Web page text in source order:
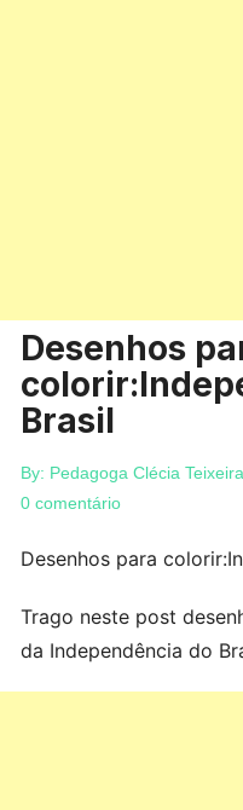
Desenhos
Brasil
By: Pedagoga Clécia Teixeira
0 comentário
Desenhos para
Trago neste post
da Independência do